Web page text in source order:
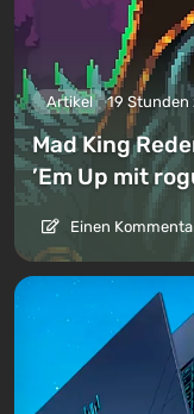
Artikel 19 Stunden
Mad King
’Em Up mit
Einen